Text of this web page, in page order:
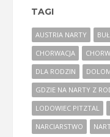
TAGI
AUSTRIA NARTY
CHORWACJA
DLA RODZIN
GDZIE NA NARTY Z
LODOWIEC PITZTAL
NARCIARSTWO